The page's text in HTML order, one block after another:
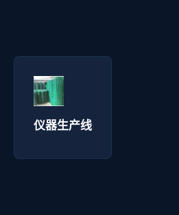
仪器生产线
仪器生产线 - 拓通丝网
询价咨询 →